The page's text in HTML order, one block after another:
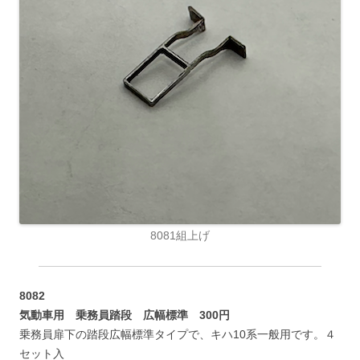
8081組上げ
8082
気動車用 乗務員踏段 広幅標準 300円
乗務員扉下の踏段広幅標準タイプで、キハ10系一般用です。４
セット入